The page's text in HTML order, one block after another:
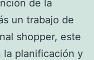
de la
un trabajo de
shopper, este
planificación y